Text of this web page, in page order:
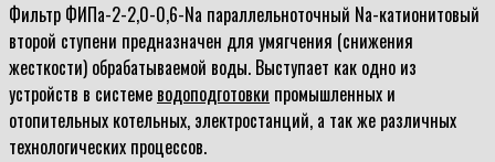
Фильтр ФИПа-2-2,0-0,6-Na параллельноточный Na-катионитовый
второй ступени предназначен для умягчения (снижения
жесткости) обрабатываемой воды. Выступает как одно из
устройств в системе водоподготовки промышленных и
отопительных котельных, электростанций, а так же различных
технологических процессов.